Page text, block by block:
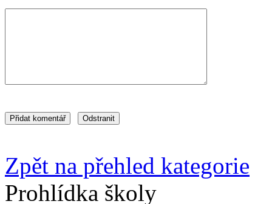
Zpět na přehled kategorie
Prohlídka školy